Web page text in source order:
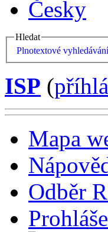
Česky
Hledat
Plnotextové vyhledávání
ISP (
Mapa
Odběr